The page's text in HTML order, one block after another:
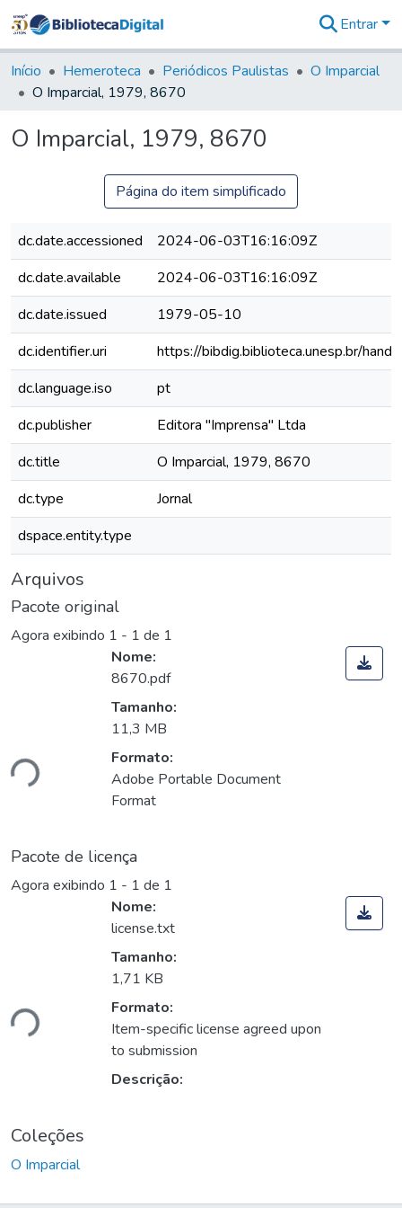
&
Coleções
Tudo na
Digital
Entrar
Início Hemeroteca Periódicos Paulistas
O Imparcial
O Imparcial, 1979, 8670
O Imparcial, 1979, 8670
Página do item simplificado
dc.date.accessioned
2024-06-03T16:16:09Z
dc.date.available
2024-06-03T16:16:09Z
dc.date.issued
1979-05-10
dc.identifier.uri
https://bibdig.biblioteca.unesp.br/
dc.language.iso
pt
dc.publisher
Editora "Imprensa" Ltda
dc.title
O Imparcial, 1979, 8670
dc.type
Jornal
dspace.entity.type
Arquivos
Pacote original
Agora exibindo 1 - 1 de 1
Nome:
8670.pdf
Tamanho:
11,3 MB
Formato:
Adobe Portable Document
Format
Pacote de licença
Agora exibindo 1 - 1 de 1
Nome:
license.txt
Tamanho:
1,71 KB
Formato:
Item-specific license agreed upon
to submission
Descrição:
Coleções
O Imparcial